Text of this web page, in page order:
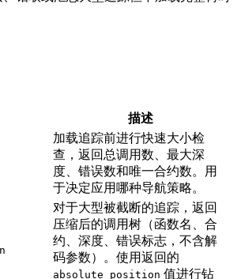
描述
加载追踪前进行快速大小检
查，返回总调用数、最大深
度、错误数和唯一合约数。用
于决定应用哪种导航策略。
对于大型被截断的追踪，返回
压缩后的调用树（函数名、合
约、深度、错误标志，不含解
码参数）。使用返回的
absolute_position 值进行钻